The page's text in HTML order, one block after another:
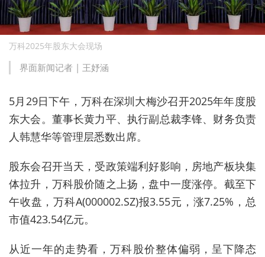
万科2025年股东大会现场
界面新闻记者 | 王妤涵
5月29日下午，万科在深圳大梅沙召开2025年年度股
东大会。董事长黄力平、执行副总裁李锋、财务负责
人韩慧华等管理层悉数出席。
股东会召开当天，受政策端利好影响，房地产板块集
体拉升，万科股价随之上扬，盘中一度涨停。截至下
午收盘，万科A(000002.SZ)报3.55元，涨7.25%，总
市值423.54亿元。
从近一年的走势看，万科股价整体偏弱，呈下降态